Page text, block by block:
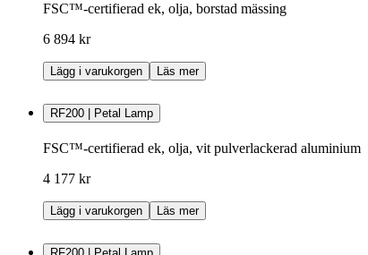
FSC™-certifierad ek, olja, borstad mässing
6 894 kr
Lägg i varukorgen Läs mer
RF200 | Petal Lamp
FSC™-certifierad ek, olja, vit pulverlackerad aluminium
4 177 kr
Lägg i varukorgen Läs mer